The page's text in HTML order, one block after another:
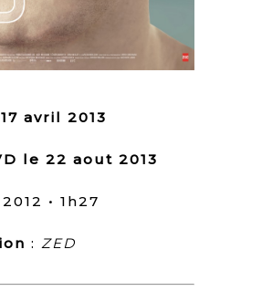
avril 2013
le 22 aout 2013
• 1h27
: ZED